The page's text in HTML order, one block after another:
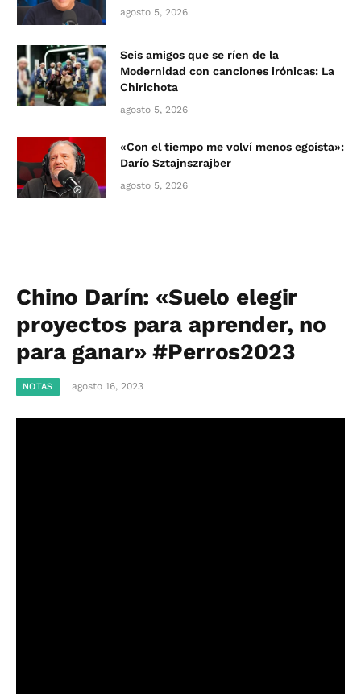
agosto 5, 2026
Seis amigos que se ríen de la
Modernidad con canciones irónicas: La
Chirichota
agosto 5, 2026
«Con el tiempo me volví menos egoísta»:
Darío Sztajnszrajber
agosto 5, 2026
Chino Darín: «Suelo elegir
proyectos para aprender, no
para ganar» #Perros2023
NOTAS agosto 16, 2023